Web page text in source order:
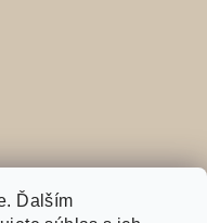
Ďalším